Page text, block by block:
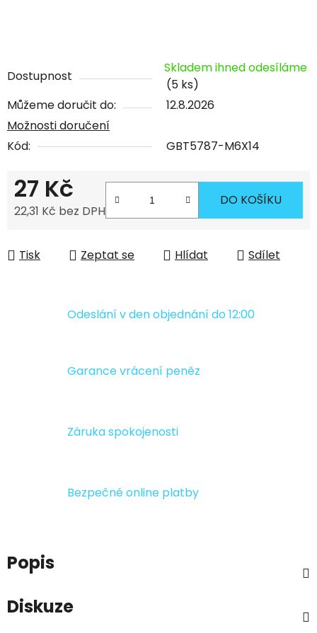
Dostupnost
Skladem ihned odesíláme
(5 ks)
Můžeme doručit do:
12.8.2026
Možnosti doručení
Kód:
GBT5787-M6X14
27 Kč
22,31 Kč bez DPH
DO KOŠÍKU
Tisk Zeptat se Hlídat Sdílet
Odeslání v den objednání do 12:00
Garance vrácení peněz
Záruka spokojenosti
Bezpečné online platby
Popis
Diskuze